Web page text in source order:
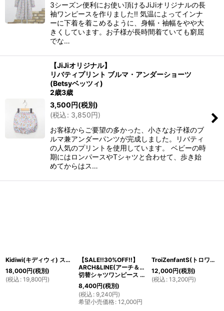
3シーズン便利にお使い頂けるJiJiオリジナルの長
袖ワンピースを作りました!! 気温によってインナ
ーに下着を着こめるように、身幅・袖幅をやや大
きくしています。お子様が長時間着ていても窮屈
でな…
【JiJiオリジナル】
リバティプリント ブルマ・アンダーショーツ
(Betsyベッツィ)
2歳3歳
3,500円(税別)
(税込: 3,850円)
お客様からご要望の多かった、小さなお子様のブ
ルマ兼アンダーパンツが完成しました。リバティ
の人気のプリントを使用しています。 ベビーの時
期にはロンパースやTシャツと合わせて、歩き始
めてからはス…
Kidiwi(キディウィ) スモッキングワンピースジャンパースカート(ブラックウォッチ)3歳4歳7歳
18,000円(税別)
(税込 : 19,800円)
【SALE!!30%OFF!!】
ARCH&LINE(アーチ＆ライン)
切替シャツワンピース 115cm
8,400円(税別)
(税込 : 9,240円)
希望小売価格: 12,000円
TroiZenfantS(トロワザンファン) MARIE blue dress ベロア素材ワンピース（ネイビー）8歳128cm
12,000円(税別)
(税込 : 13,200円)